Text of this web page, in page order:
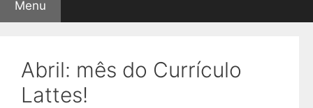
Menu
Abril: mês do Currículo
Lattes!